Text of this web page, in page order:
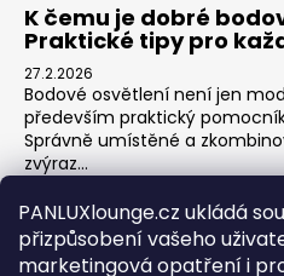
PANLUXlounge.cz ukládá
přizpůsobení vašeho
marketingová opatření i
K čemu je dobré
Praktické tipy pro
27.2.2026
Bodové osvětlení není jen
především praktický
Správně umístěné a
zvýraz...
Jak na zónové
3.2.2026
Obývací pokoj je srdcem